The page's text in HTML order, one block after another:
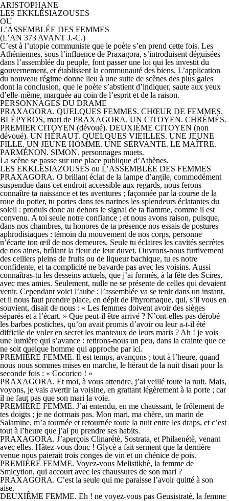
ARISTOPHANE
LES EKKLÉSIAZOUSES
OU
L’ASSEMBLÉE DES FEMMES
(L’AN 373 AVANT J.-C.)
C’est à l’utopie communiste que le poète s’en prend cette fois. Les
Athéniennes, sous l’influence de Praxagora, s’introduisent déguisées
dans l’assemblée du peuple, font passer une loi qui les investit du
gouvernement, et établissent la communauté des biens. L’application
du nouveau régime donne lieu à une suite de scènes des plus gaies
dont la conclusion, que le poète s’abstient d’indiquer, saute aux yeux
d’elle-même, marquée au coin de l’esprit et de la raison.
PERSONNAGES DU DRAME
PRAXAGORA. QUELQUES FEMMES. CHŒUR DE FEMMES.
BLÉPYROS, mari de PRAXAGORA. UN CITOYEN. CHRÉMÈS.
PREMIER CITOYEN (dévoué). DEUXIÈME CITOYEN (non
dévoué). UN HÉRAUT. QUELQUES VIEILLES. UNE JEUNE
FILLE. UN JEUNE HOMME. UNE SERVANTE. LE MAÎTRE.
PARMÉNON. SIMON. personnages muets.
La scène se passe sur une place publique d’Athènes.
LES EKKLÉSIAZOUSES ou L’ASSEMBLÉE DES FEMMES
PRAXAGORA. O brillant éclat de la lampe d’argile, commodément
suspendue dans cet endroit accessible aux regards, nous ferons
connaître ta naissance et tes aventures ; façonnée par la course de la
roue du potier, tu portes dans tes narines les splendeurs éclatantes du
soleil : produis donc au dehors le signal de ta flamme, comme il est
convenu. A toi seule notre confiance ; et nous avons raison, puisque,
dans nos chambres, tu honores de ta présence nos essais de postures
aphrodisiaques : témoin du mouvement de nos corps, personne
n’écarte ton œil de nos demeures. Seule tu éclaires les cavités secrètes
de nos aines, brûlant la fleur de leur duvet. Ouvrons-nous furtivement
des celliers pleins de fruits ou de liqueur bachique, tu es notre
confidente, et ta complicité ne bavarde pas avec les voisins. Aussi
connaîtras-tu les desseins actuels, que j’ai formés, à la fête des Scires,
avec mes amies. Seulement, nulle ne se présente de celles qui devaient
venir. Cependant voici l’aube : l’assemblée va se tenir dans un instant,
et il nous faut prendre place, en dépit de Phyromaque, qui, s’il vous en
souvient, disait de nous : « Les femmes doivent avoir des sièges
séparés et à l’écart. » Que peut-il être arrivé ? N’ont-elles pas dérobé
les barbes postiches, qu’on avait promis d’avoir ou leur a-t-il été
difficile de voler en secret les manteaux de leurs maris ? Ah ! je vois
une lumière qui s’avance : retirons-nous un peu, dans la crainte que ce
ne soit quelque homme qui approche par ici.
PREMIÈRE FEMME. Il est temps, avançons ; tout à l’heure, quand
nous nous sommes mises en marche, le héraut de la nuit disait pour la
seconde fois : « Cocorico ! »
PRAXAGORA. Et moi, à vous attendre, j’ai veillé toute la nuit. Mais,
voyons, je vais avertir la voisine, en grattant légèrement à la porte ; car
il ne faut pas que son mari la voie.
PREMIÈRE FEMME. J’ai entendu, en me chaussant, le frôlement de
tes doigts ; je ne dormais pas. Mon mari, ma chère, un marin de
Salamine, m’a tournée et retournée toute la nuit entre les draps, et c’est
tout à l’heure que j’ai pu prendre ses habits.
PRAXAGORA. J’aperçois Clinarétè, Sostrata, et Philaenétè, venant
avec elles. Hâtez-vous donc ! Glycè a fait serment que la dernière
venue nous paierait trois conges de vin et un chénice de pois.
PREMIÈRE FEMME. Voyez-vous Melistikhè, la femme de
Smicytion, qui accourt avec les chaussures de son mari ?
PRAXAGORA. C’est la seule qui me paraisse l’avoir quitté à son
aise.
DEUXIÈME FEMME. Eh ! ne voyez-vous pas Geusistratè, la femme